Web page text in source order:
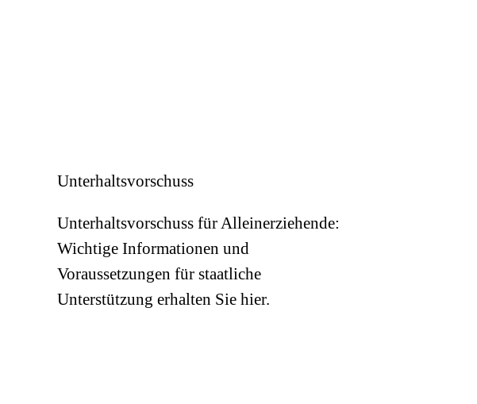
Unterhaltsvorschuss
Unterhaltsvorschuss für Alleinerziehende:
Wichtige Informationen und
Voraussetzungen für staatliche
Unterstützung erhalten Sie hier.